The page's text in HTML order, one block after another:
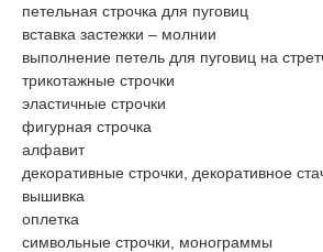
петельная строчка для пуговиц
вставка застежки – молнии
выполнение петель для пуговиц на
трикотажные строчки
эластичные строчки
фигурная строчка
алфавит
декоративные строчки, декоративное
вышивка
оплетка
символьные строчки, монограммы